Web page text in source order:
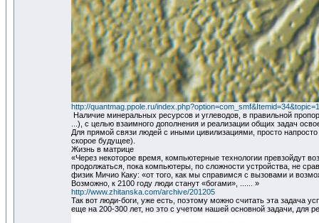
http://quantmag.ppole.ru/
Наличие минеральных ресурсов и углеводов, в правильной
...), с целью взаимного дополнения и реализации общих задач
Для прямой связи людей с иными цивилизациями, просто
скорое будущее).
Жизнь в матрице
«Через некоторое время, компьютерные технологии превзойдут
продолжаться, пока компьютеры, по сложности устройства, не
физик Мичио Каку: «от того, как мы справимся с вызовами и
Возможно, к 2100 году люди станут «богами», ...... »
http://www.zhitanska.com/archive/201205
Так вот люди-боги, уже есть, поэтому можно считать эта задача
еще на 200-300 лет, но это с учетом нашей основной задачи, для